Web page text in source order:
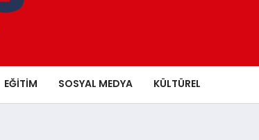
EĞITIM SOSYAL MEDYA KÜLTÜREL